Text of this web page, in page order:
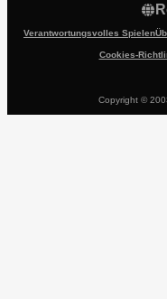
Verantwortungsvolles Spielen
Cookies-
Copyright ©